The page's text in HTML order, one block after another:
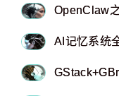
OpenClaw
AI记忆系统